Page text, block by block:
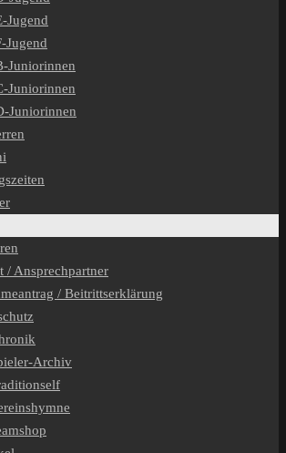
Jugend
Jugend
Juniorinnen
Juniorinnen
Juniorinnen
/ Ansprechpartner
/ Beitrittserklärung
Archiv